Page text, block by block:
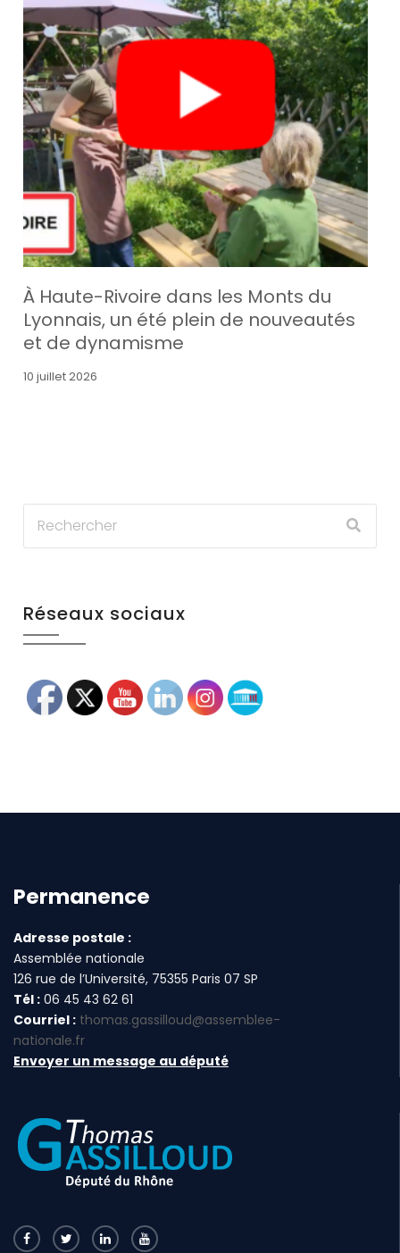
À Haute-Rivoire dans les Monts du
Lyonnais, un été plein de nouveautés
et de dynamisme
10 juillet 2026
Réseaux sociaux
Permanence
Adresse postale :
Assemblée nationale
126 rue de l’Université, 75355 Paris 07 SP
Tél : 06 45 43 62 61
Courriel : thomas.gassilloud@assemblee-
nationale.fr
Envoyer un message au député